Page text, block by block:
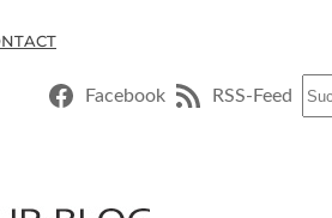
Facebook RSS-Feed